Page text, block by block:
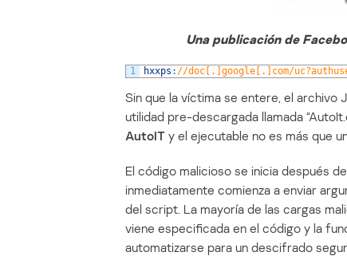
Una publicación de
1 hxxps : //doc[.]google[.]com/
Sin que la víctima se entere, el archivo
utilidad pre-descargada llamada
AutoIT y el ejecutable no es más que
El código malicioso se inicia después
inmediatamente comienza a enviar
del script. La mayoría de las cargas
viene especificada en el código y la
automatizarse para un descifrado